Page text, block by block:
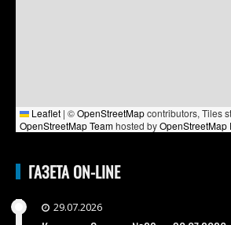
Leaflet | ©OpenStreetMapcontributors, Tiles
OpenStreetMap Teamhosted byOpenStreetMap
ГАЗЕТА ON-LINE
29.07.2026